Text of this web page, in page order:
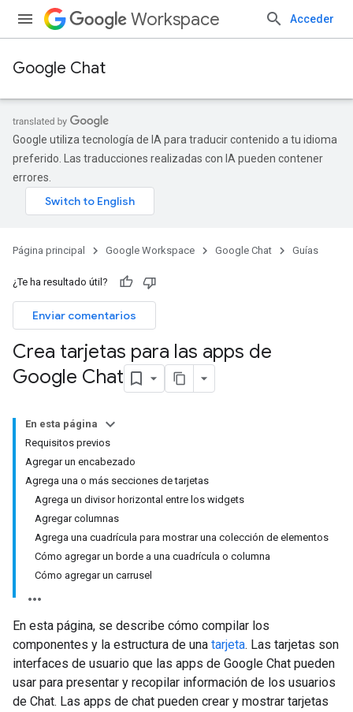
Workspace Acceder
Google Chat
Google utiliza tecnología de IA para traducir contenido a tu idioma
preferido. Las traducciones realizadas con IA pueden contener
errores.
Página principal Google Workspace Google Chat Guías
¿Te ha resultado útil?
Enviar comentarios
Crea tarjetas para las apps de
Google Chat
En esta página
Requisitos previos
Agregar un encabezado
Agrega una o más secciones de tarjetas
Agrega un divisor horizontal entre los widgets
Agregar columnas
Agrega una cuadrícula para mostrar una colección de elementos
Cómo agregar un borde a una cuadrícula o columna
Cómo agregar un carrusel
En esta página, se describe cómo compilar los
componentes y la estructura de una tarjeta. Las tarjetas son
interfaces de usuario que las apps de Google Chat pueden
usar para presentar y recopilar información de los usuarios
de Chat. Las apps de chat pueden crear y mostrar tarjetas